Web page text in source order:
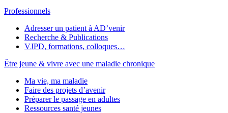
Professionnels
Adresser un patient à AD’venir
Recherche & Publications
VJPD, formations, colloques…
Être jeune & vivre avec une maladie chronique
Ma vie, ma maladie
Faire des projets d’avenir
Préparer le passage en adultes
Ressources santé jeunes